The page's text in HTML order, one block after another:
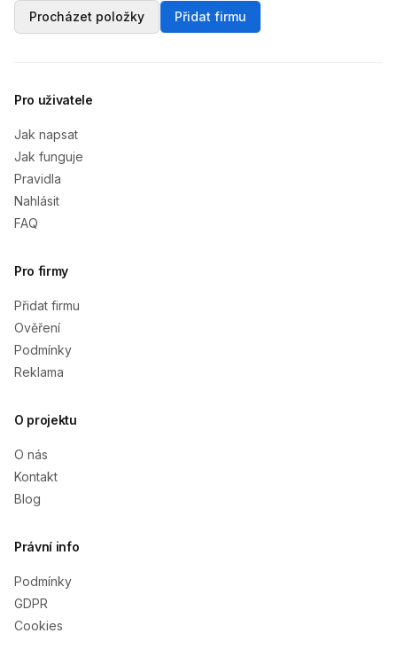
Procházet položky
Přidat firmu
Pro uživatele
Jak napsat
Jak funguje
Pravidla
Nahlásit
FAQ
Pro firmy
Přidat firmu
Ověření
Podmínky
Reklama
O projektu
O nás
Kontakt
Blog
Právní info
Podmínky
GDPR
Cookies